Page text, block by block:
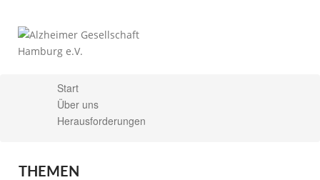
Start
Über uns
Herausforderungen
THEMEN